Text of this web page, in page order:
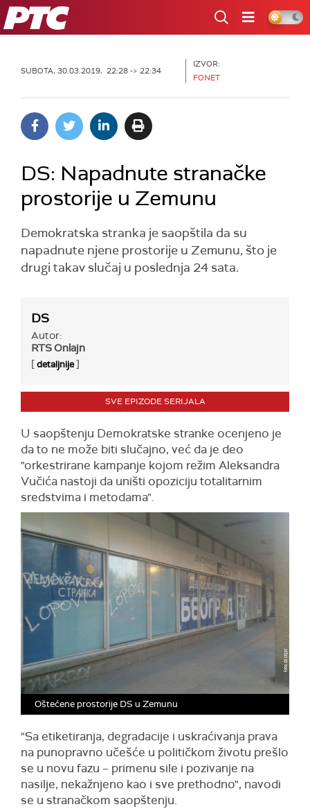
RTS
SUBOTA, 30.03.2019, 22:28 -> 22:34
IZVOR:
FONET
DS: Napadnute stranačke
prostorije u Zemunu
Demokratska stranka je saopštila da su
napadnute njene prostorije u Zemunu, što je
drugi takav slučaj u poslednja 24 sata.
DS
Autor:
RTS Onlajn
[detaljnije]
SVE EPIZODE SERIJALA
U saopštenju Demokratske stranke ocenjeno je
da to ne može biti slučajno, već da je deo
"orkestrirane kampanje kojom režim Aleksandra
Vučića nastoji da uništi opoziciju totalitarnim
sredstvima i metodama".
Oštećene prostorije DS u Zemunu
"Sa etiketiranja, degradacije i uskraćivanja prava
na punopravno učešće u političkom životu prešlo
se u novu fazu – primenu sile i pozivanje na
nasilje, nekažnjeno kao i sve prethodno", navodi
se u stranačkom saopštenju.